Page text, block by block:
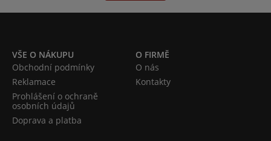
VŠE O NÁKUPU
Obchodní podmínky
Reklamace
Prohlášení o ochraně
osobních údajů
Doprava a platba
O FIRMĚ
O nás
Kontakty